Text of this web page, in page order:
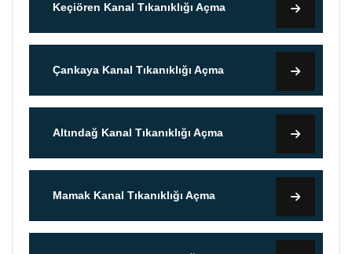
Keçiören Kanal Tıkanıklığı Açma
Çankaya Kanal Tıkanıklığı Açma
Altındağ Kanal Tıkanıklığı Açma
Mamak Kanal Tıkanıklığı Açma